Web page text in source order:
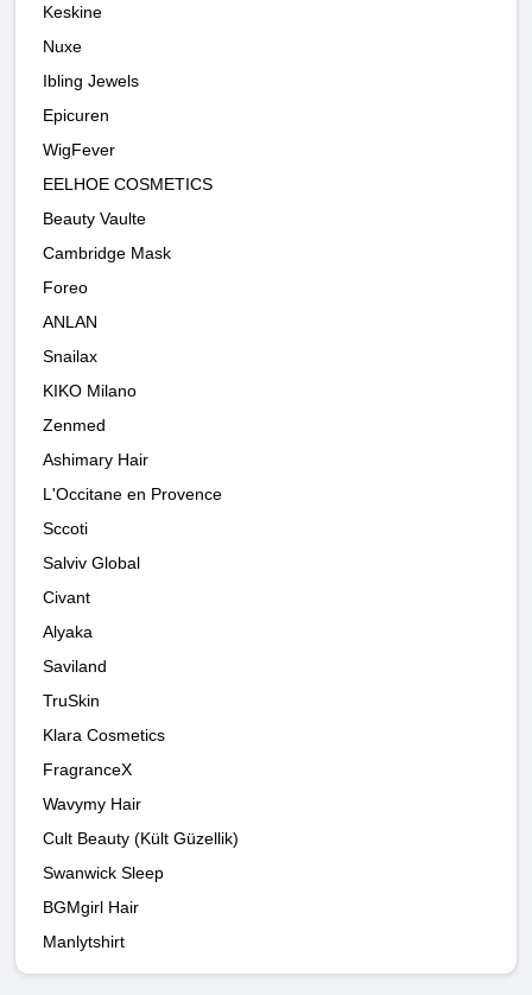
Keskine
Nuxe
Ibling Jewels
Epicuren
WigFever
EELHOE COSMETICS
Beauty Vaulte
Cambridge Mask
Foreo
ANLAN
Snailax
KIKO Milano
Zenmed
Ashimary Hair
L'Occitane en Provence
Sccoti
Salviv Global
Civant
Alyaka
Saviland
TruSkin
Klara Cosmetics
FragranceX
Wavymy Hair
Cult Beauty (Kült Güzellik)
Swanwick Sleep
BGMgirl Hair
Manlytshirt